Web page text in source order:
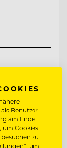
Benutzer
am Ende
um Cookies
zu
um